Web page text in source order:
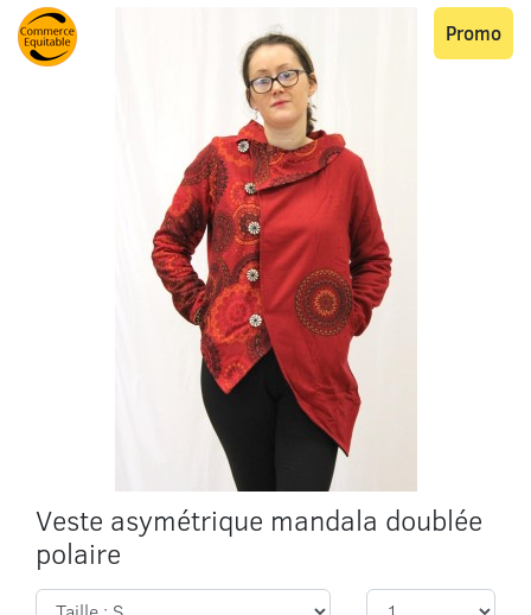
Veste asymétrique mandala doublée
polaire
Promo